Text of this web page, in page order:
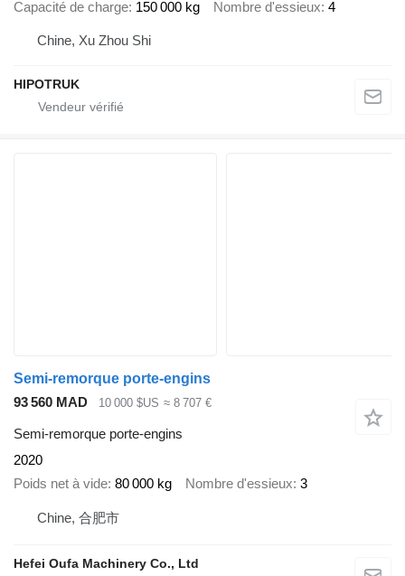
Capacité de charge 150 000 kg Nombre d'essieux 4
Chine, Xu Zhou Shi
HIPOTRUK
Semi-remorque porte-engins
93 560 MAD
10 000 $US ≈ 8 707 €
Semi-remorque porte-engins
2020
Poids net à vide 80 000 kg Nombre d'essieux 3
Chine, 合肥市
Hefei Oufa Machinery Co., Ltd